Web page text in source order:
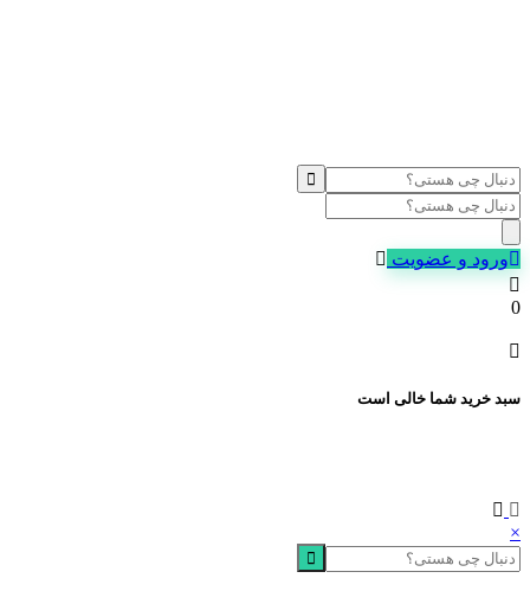
Products
search
ورود و عضویت
0
سبد خرید شما خالی است
×